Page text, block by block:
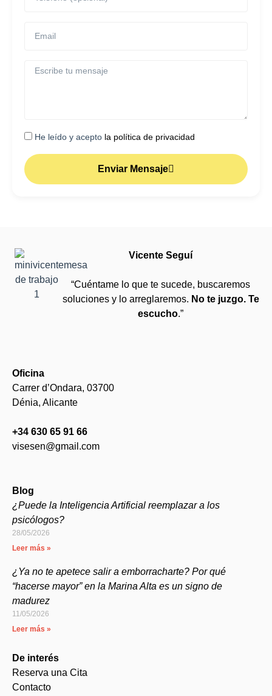
He leído y acepto la política de privacidad
Enviar Mensaje
Vicente Seguí
“Cuéntame lo que te sucede, buscaremos
soluciones y lo arreglaremos. No te juzgo. Te
escucho.”
Oficina
Carrer d’Ondara, 03700
Dénia, Alicante
+34 630 65 91 66
visesen@gmail.com
Blog
¿Puede la Inteligencia Artificial reemplazar a los
psicólogos?
28/05/2026
Leer más »
¿Ya no te apetece salir a emborracharte? Por qué
“hacerse mayor” en la Marina Alta es un signo de
madurez
11/05/2026
Leer más »
De interés
Reserva una Cita
Contacto